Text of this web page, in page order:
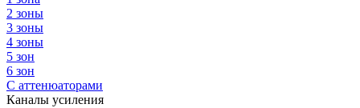
2 зоны
3 зоны
4 зоны
5 зон
6 зон
С аттенюаторами
Каналы усиления